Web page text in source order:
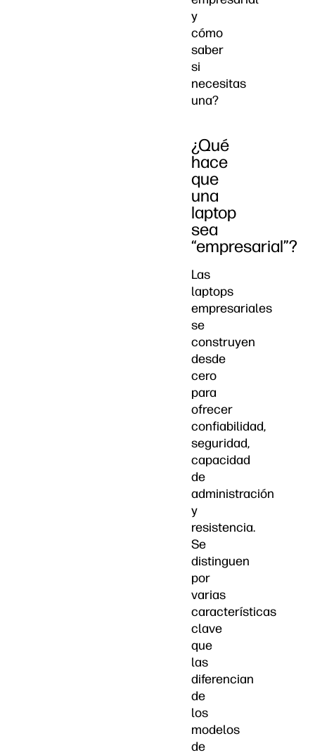
y
cómo
saber
si
necesitas
una?
¿Qué
hace
que
una
laptop
sea
“empresarial”?
Las
laptops
empresariales
se
construyen
desde
cero
para
ofrecer
confiabilidad,
seguridad,
capacidad
de
administración
y
resistencia.
Se
distinguen
por
varias
características
clave
que
las
diferencian
de
los
modelos
de